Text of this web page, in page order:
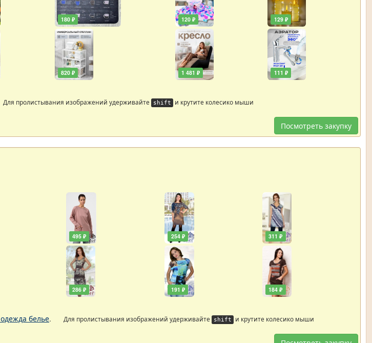
180 ₽
820 ₽
120 ₽
1 481 ₽
129 ₽
111 ₽
Для пролистывания изображений удерживайте shift и крутите колесико мыши
Посмотреть закупку
495 ₽
286 ₽
254 ₽
191 ₽
311 ₽
184 ₽
белье. Для пролистывания изображений удерживайте shift и крутите колесико мыши